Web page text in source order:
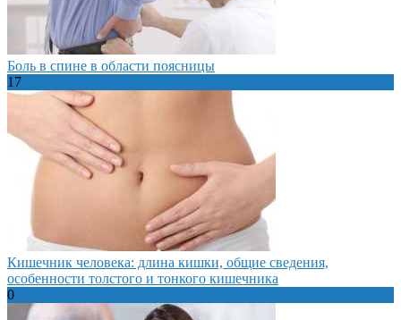
Боль в спине в области поясницы
17
Кишечник человека: длина кишки, общие сведения,
особенности толстого и тонкого кишечника
0